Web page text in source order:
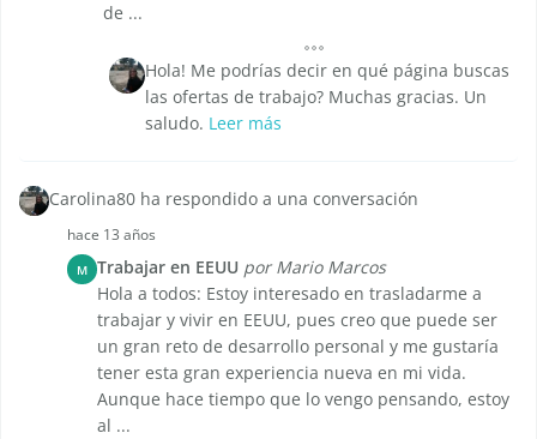
de ...
Hola! Me podrías decir en qué página buscas
las ofertas de trabajo? Muchas gracias. Un
saludo. Leer más
Carolina80 ha respondido a una conversación
hace 13 años
M Trabajar en EEUU por Mario Marcos
Hola a todos: Estoy interesado en trasladarme a
trabajar y vivir en EEUU, pues creo que puede ser
un gran reto de desarrollo personal y me gustaría
tener esta gran experiencia nueva en mi vida.
Aunque hace tiempo que lo vengo pensando, estoy
al ...